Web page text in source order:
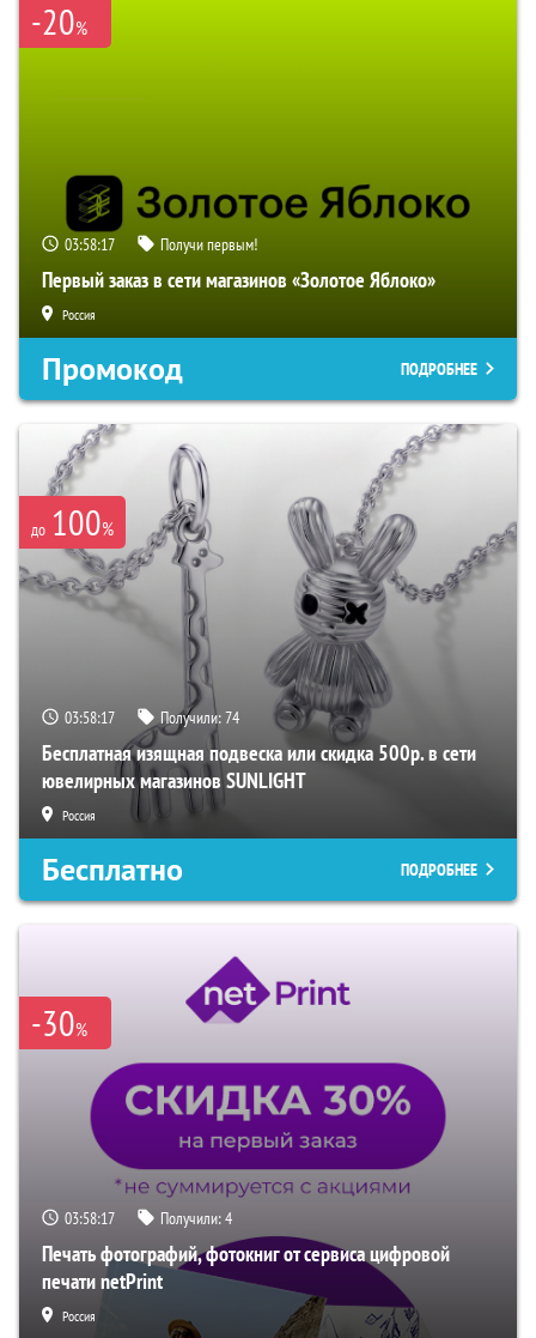
-20%
03:58:16 Получи первым!
Первый заказ в сети магазинов «Золотое Яблоко»
Россия
Промокод ПОДРОБНЕЕ
до 100%
03:58:16 Получили:74
Бесплатная изящная подвеска или скидка 500р. в сети
ювелирных магазинов SUNLIGHT
Россия
Бесплатно ПОДРОБНЕЕ
-30%
03:58:16 Получили:4
Печать фотографий, фотокниг от сервиса цифровой
печати netPrint
Россия